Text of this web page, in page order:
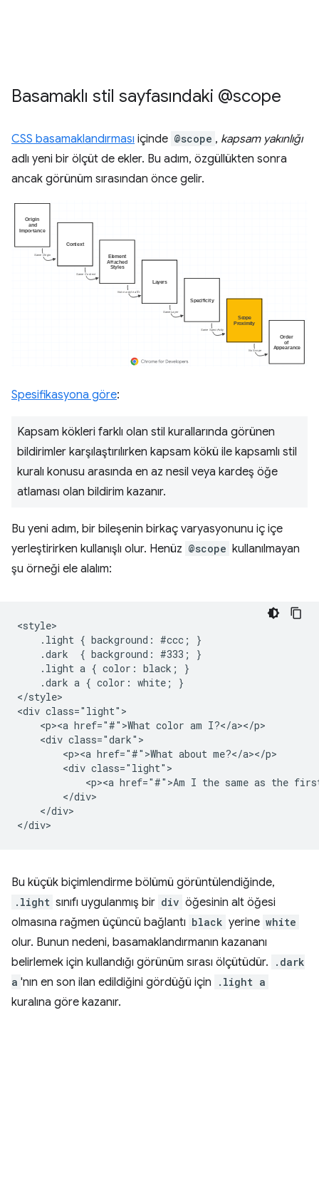
Basamaklı stil sayfasındaki @scope
CSS basamaklandırması içinde @scope , kapsam yakınlığı
adlı yeni bir ölçüt de ekler. Bu adım, özgüllükten sonra
ancak görünüm sırasından önce gelir.
Spesifikasyona göre:
Kapsam kökleri farklı olan stil kurallarında görünen
bildirimler karşılaştırılırken kapsam kökü ile kapsamlı stil
kuralı konusu arasında en az nesil veya kardeş öğe
atlaması olan bildirim kazanır.
Bu yeni adım, bir bileşenin birkaç varyasyonunu iç içe
yerleştirirken kullanışlı olur. Henüz @scope kullanılmayan
şu örneği ele alalım:
<style>
    .light { background: #ccc; }
    .dark  { background: #333; }
    .light a { color: black; }
    .dark a { color: white; }
</style>
<div class="light">
    <p><a href="#">What color am I?</a></p>
    <div class="dark">
        <p><a href="#">What about me?</a></p>
        <div class="light">
<p><a href="#">Am I the same as the
        </div>
    </div>
Bu küçük biçimlendirme bölümü görüntülendiğinde,
.light sınıfı uygulanmış bir div öğesinin alt öğesi
olmasına rağmen üçüncü bağlantı black yerine white
olur. Bunun nedeni, basamaklandırmanın kazananı
belirlemek için kullandığı görünüm sırası ölçütüdür.
.dark
a 'nın en son ilan edildiğini gördüğü için .light a
kuralına göre kazanır.